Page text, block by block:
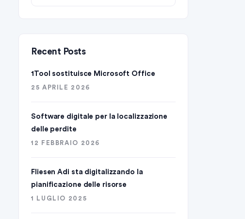
Recent Posts
1Tool sostituisce Microsoft Office
25 APRILE 2026
Software digitale per la localizzazione
delle perdite
12 FEBBRAIO 2026
Fliesen Adi sta digitalizzando la
pianificazione delle risorse
1 LUGLIO 2025